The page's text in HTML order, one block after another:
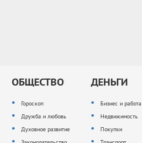
ОБЩЕСТВО
Гороскоп
Дружба и любовь
Духовное развитие
ДЕНЬГИ
Бизнес и работа
Недвижимость
Покупки